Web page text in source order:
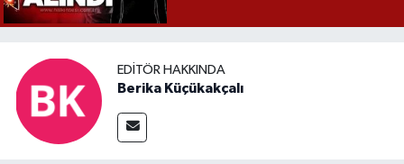
EDITÖR HAKKINDA
Berika Küçükakçalı